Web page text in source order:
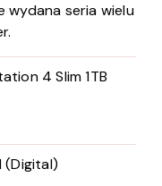
wydana seria wielu
4 Slim 1TB
(Digital)